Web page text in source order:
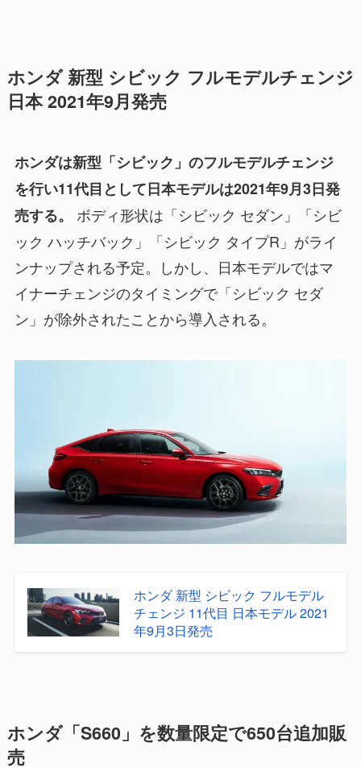
ホンダ 新型 シビック フルモデルチェンジ
日本 2021年9月発売
ホンダは新型「シビック」のフルモデルチェンジ
を行い11代目として日本モデルは2021年9月3日発
売する。
ボディ形状は「シビック セダン」「シビ
ック ハッチバック」「シビック タイプR」がライ
ンナップされる予定。しかし、日本モデルではマ
イナーチェンジのタイミングで「シビック セダ
ン」が除外されたことから導入される。
ホンダ 新型 シビック フルモデル
チェンジ 11代目 日本モデル 2021
年9月3日発売
ホンダ「S660」を数量限定で650台追加販
売